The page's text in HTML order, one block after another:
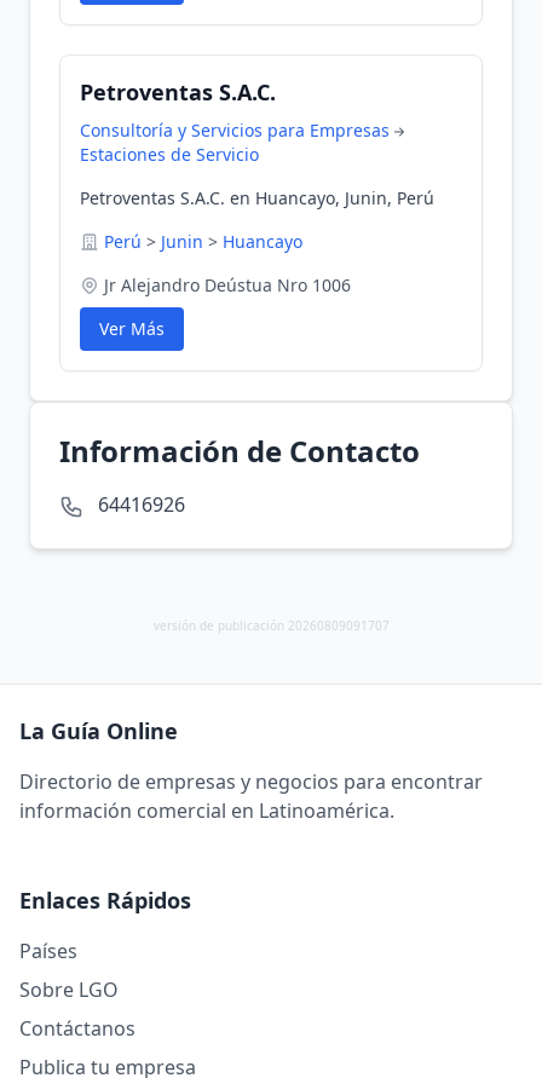
Petroventas S.A.C.
Consultoría y Servicios para Empresas
Estaciones de Servicio
Petroventas S.A.C. en Huancayo, Junin, Perú
Perú > Junin > Huancayo
Jr Alejandro Deústua Nro 1006
Ver Más
Información de Contacto
64416926
versión de publicación 20260809091707
La Guía Online
Directorio de empresas y negocios para encontrar
información comercial en Latinoamérica.
Enlaces Rápidos
Países
Sobre LGO
Contáctanos
Publica tu empresa